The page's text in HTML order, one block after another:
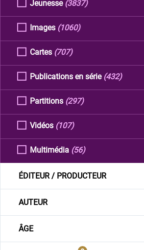
Jeunesse (3837)
Images (1060)
Cartes (707)
Publications en série (432)
Partitions (297)
Vidéos (107)
Multimédia (56)
ÉDITEUR / PRODUCTEUR
AUTEUR
ÂGE